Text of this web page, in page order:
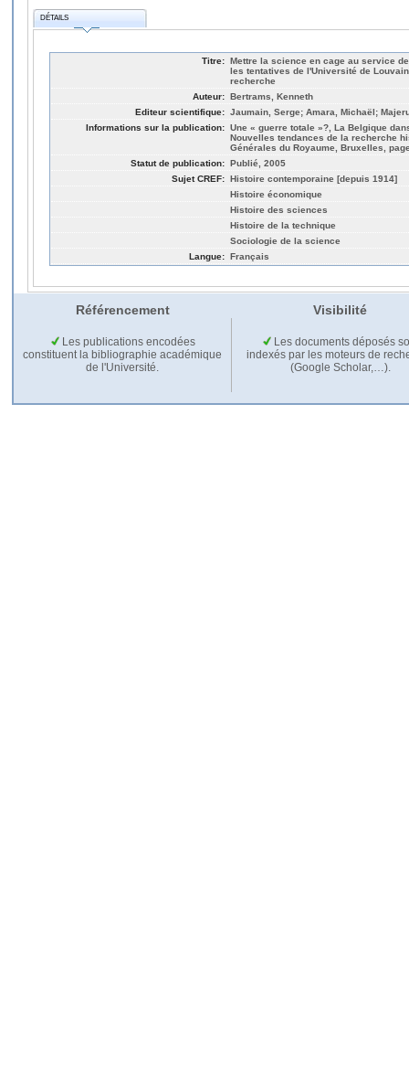
DÉTAILS
Titre: Mettre la science en cage au service
les tentatives de l'Université de
recherche
Auteur: Bertrams, Kenneth
Editeur scientifique: Jaumain, Serge; Amara, Michaël;
Informations sur la publication: Une « guerre totale »?, La Belgique
Nouvelles tendances de la recherche
Générales du Royaume, Bruxelles,
Statut de publication: Publié, 2005
Sujet CREF: Histoire contemporaine [depuis 1914]
Histoire économique
Histoire des sciences
Histoire de la technique
Sociologie de la science
Langue: Français
Référencement Visibilité
Les publications encodées
constituent la bibliographie académique
de l'Université.
Les documents déposés
indexés par les moteurs de
(Google Scholar,…).